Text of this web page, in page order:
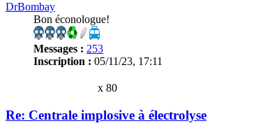
DrBombay
Bon éconologue!
Messages : 253
Inscription : 05/11/23, 17:11
x 80
Re: Centrale implosive à électrolyse